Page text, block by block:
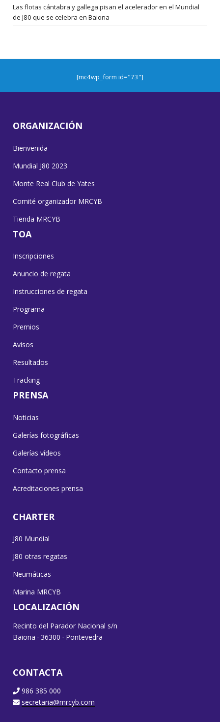
Las flotas cántabra y gallega pisan el acelerador en el Mundial
de J80 que se celebra en Baiona
[mc4wp_form id="73"]
ORGANIZACIÓN
Bienvenida
Mundial J80 2023
Monte Real Club de Yates
Comité organizador MRCYB
Tienda MRCYB
TOA
Inscripciones
Anuncio de regata
Instrucciones de regata
Programa
Premios
Avisos
Resultados
Tracking
PRENSA
Noticias
Galerías fotográficas
Galerías vídeos
Contacto prensa
Acreditaciones prensa
CHARTER
J80 Mundial
J80 otras regatas
Neumáticas
Marina MRCYB
LOCALIZACIÓN
Recinto del Parador Nacional s/n
Baiona · 36300 · Pontevedra
CONTACTA
986 385 000
secretaria@mrcyb.com